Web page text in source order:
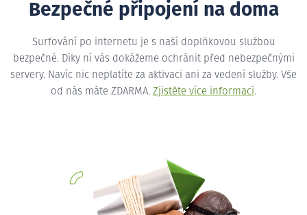
Bezpečné připojení na doma
Surfování po internetu je s naší doplňkovou službou
bezpečné. Díky ní vás dokážeme ochránit před nebezpečnými
servery. Navíc nic neplatíte za aktivaci ani za vedení služby. Vše
od nás máte ZDARMA. Zjistěte více informací.